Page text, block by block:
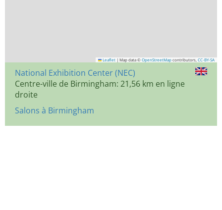
Leaflet | Map data © OpenStreetMap contributors, CC-BY-SA
National Exhibition Center (NEC)
Centre-ville de Birmingham: 21,56 km en ligne
droite
Salons à Birmingham